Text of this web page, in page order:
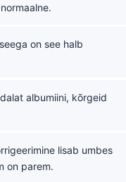
on see halb
albumiini, kõrgeid
lisab umbes
on parem.